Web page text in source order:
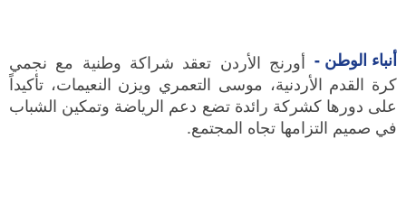
أنباء الوطن - أورنج الأردن تعقد شراكة وطنية مع نجمي
كرة القدم الأردنية، موسى التعمري ويزن النعيمات، تأكيداً
على دورها كشركة رائدة تضع دعم الرياضة وتمكين الشباب
في صميم التزامها تجاه المجتمع.